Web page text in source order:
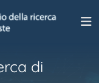
di